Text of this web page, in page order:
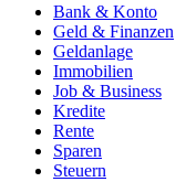
Bank & Konto
Geld & Finanzen
Geldanlage
Immobilien
Job & Business
Kredite
Rente
Sparen
Steuern